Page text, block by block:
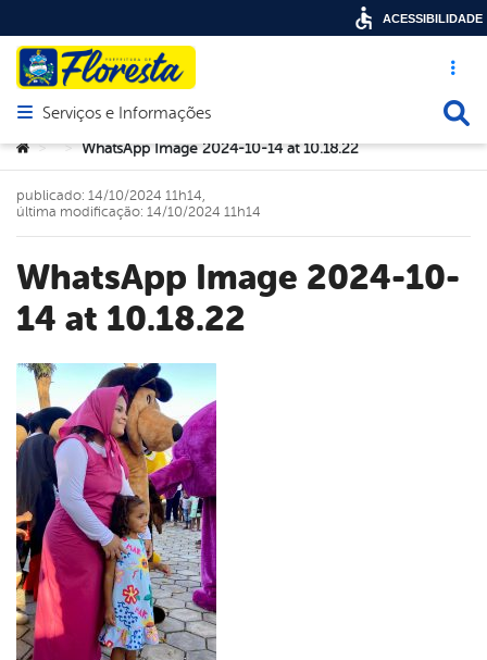
Acesso
Abrir menu principal de navegação
Serviços e Informações
Você está aqui:
> > WhatsApp Image 2024-10-14 at 10.18.22
WhatsApp Image 2024-10-
14 at 10.18.22
publicado: 14/10/2024 11h14,
última modificação: 14/10/2024 11h14
ACESSIBILIDADE